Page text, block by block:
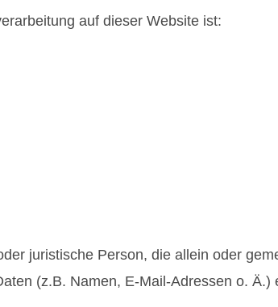
auf dieser Website ist:
juristische Person, die allein oder
(z.B. Namen, E-Mail-Adressen o. Ä.)